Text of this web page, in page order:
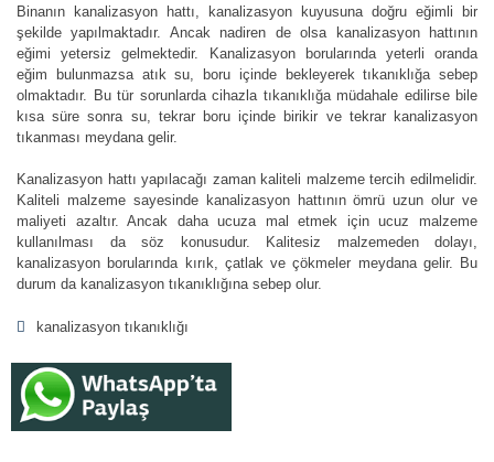
Binanın kanalizasyon hattı, kanalizasyon kuyusuna doğru eğimli bir
şekilde yapılmaktadır. Ancak nadiren de olsa kanalizasyon hattının
eğimi yetersiz gelmektedir. Kanalizasyon borularında yeterli oranda
eğim bulunmazsa atık su, boru içinde bekleyerek tıkanıklığa sebep
olmaktadır. Bu tür sorunlarda cihazla tıkanıklığa müdahale edilirse bile
kısa süre sonra su, tekrar boru içinde birikir ve tekrar kanalizasyon
tıkanması meydana gelir.
Kanalizasyon hattı yapılacağı zaman kaliteli malzeme tercih edilmelidir.
Kaliteli malzeme sayesinde kanalizasyon hattının ömrü uzun olur ve
maliyeti azaltır. Ancak daha ucuza mal etmek için ucuz malzeme
kullanılması da söz konusudur. Kalitesiz malzemeden dolayı,
kanalizasyon borularında kırık, çatlak ve çökmeler meydana gelir. Bu
durum da kanalizasyon tıkanıklığına sebep olur.
kanalizasyon tıkanıklığı